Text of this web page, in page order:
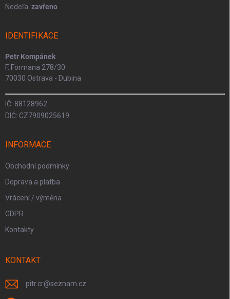
Nedeľa: zavřeno
IDENTIFIKACE
Petr Kompánek
F. Formana 278/30
70030 Ostrava - Dubina
IČ: 88128962
DIČ: CZ7909025619
INFORMACE
Obchodní podmínky
Doprava a platba
Vrácení / výměna
GDPR
Kontakty
KONTAKT
pitr.cr@seznam.cz